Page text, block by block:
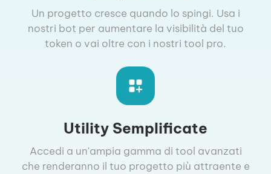
Un progetto cresce quando lo spingi. Usa i
nostri bot per aumentare la visibilità del tuo
token o vai oltre con i nostri tool pro.
Utility Semplificate
Accedi a un'ampia gamma di tool avanzati
che renderanno il tuo progetto più attraente e